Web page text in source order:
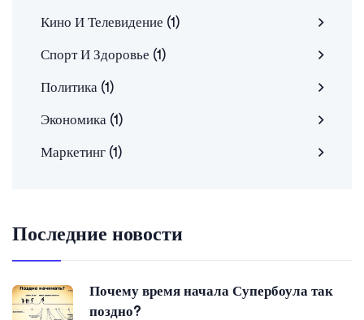
Кино И Телевидение (1)
Спорт И Здоровье (1)
Политика (1)
Экономика (1)
Маркетинг (1)
Последние новости
Почему время начала Супербоула так
поздно?